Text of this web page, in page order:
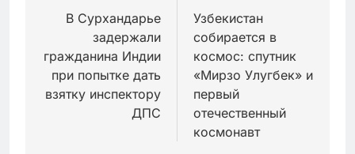
записям
В Сурхандарье
задержали
гражданина Индии
при попытке дать
взятку инспектору
ДПС
Узбекистан
собирается в
космос: спутник
«Мирзо Улугбек» и
первый
отечественный
космонавт